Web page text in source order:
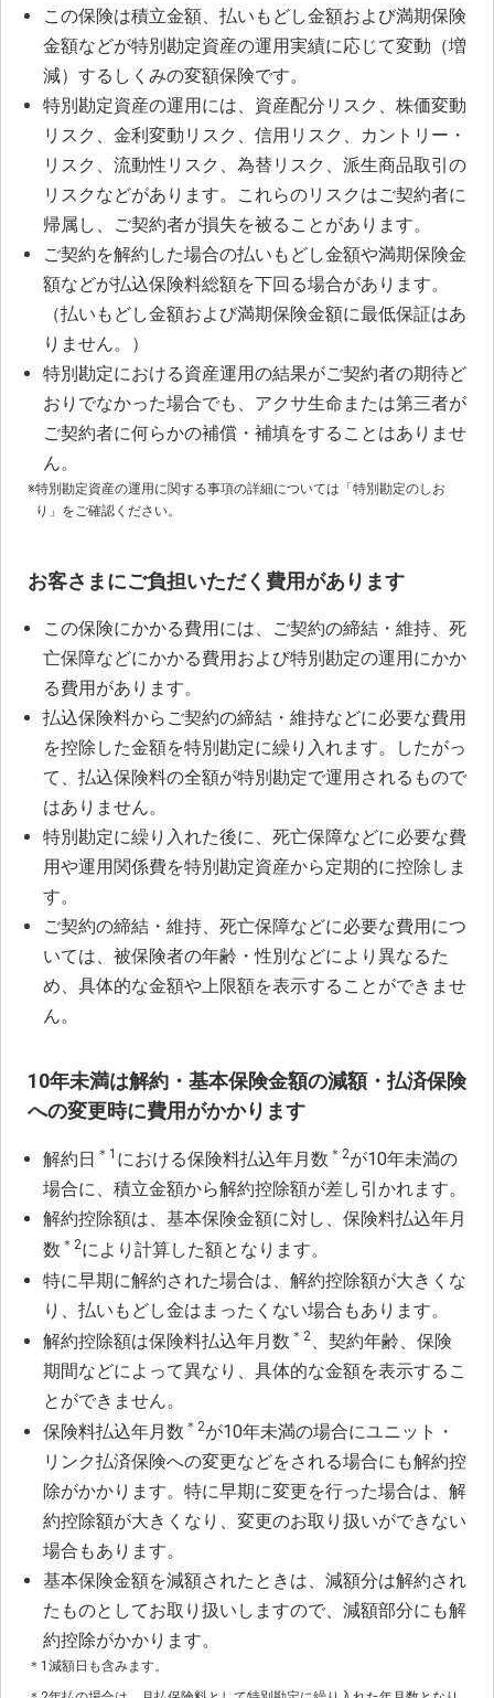
この保険は積立金額、払いもどし金額および満期保険
金額などが特別勘定資産の運用実績に応じて変動（増
減）するしくみの変額保険です。
特別勘定資産の運用には、資産配分リスク、株価変動
リスク、金利変動リスク、信用リスク、カントリー・
リスク、流動性リスク、為替リスク、派生商品取引の
リスクなどがあります。これらのリスクはご契約者に
帰属し、ご契約者が損失を被ることがあります。
ご契約を解約した場合の払いもどし金額や満期保険金
額などが払込保険料総額を下回る場合があります。
（払いもどし金額および満期保険金額に最低保証はあ
りません。）
特別勘定における資産運用の結果がご契約者の期待ど
おりでなかった場合でも、アクサ生命または第三者が
ご契約者に何らかの補償・補填をすることはありませ
ん。
※特別勘定資産の運用に関する事項の詳細については「特別勘定のしお
り」をご確認ください。
お客さまにご負担いただく費用があります
この保険にかかる費用には、ご契約の締結・維持、死
亡保障などにかかる費用および特別勘定の運用にかか
る費用があります。
払込保険料からご契約の締結・維持などに必要な費用
を控除した金額を特別勘定に繰り入れます。したがっ
て、払込保険料の全額が特別勘定で運用されるもので
はありません。
特別勘定に繰り入れた後に、死亡保障などに必要な費
用や運用関係費を特別勘定資産から定期的に控除しま
す。
ご契約の締結・維持、死亡保障などに必要な費用につ
いては、被保険者の年齢・性別などにより異なるた
め、具体的な金額や上限額を表示することができませ
ん。
10年未満は解約・基本保険金額の減額・払済保険
への変更時に費用がかかります
解約日 ＊1 における保険料払込年月数 ＊2が10年未満の
場合に、積立金額から解約控除額が差し引かれます。
解約控除額は、基本保険金額に対し、保険料払込年月
数 ＊2により計算した額となります。
特に早期に解約された場合は、解約控除額が大きくな
り、払いもどし金はまったくない場合もあります。
解約控除額は保険料払込年月数 ＊2 、契約年齢、保険
期間などによって異なり、具体的な金額を表示するこ
とができません。
保険料払込年月数 ＊2が10年未満の場合にユニット・
リンク払済保険への変更などをされる場合にも解約控
除がかかります。特に早期に変更を行った場合は、解
約控除額が大きくなり、変更のお取り扱いができない
場合もあります。
基本保険金額を減額されたときは、減額分は解約され
たものとしてお取り扱いしますので、減額部分にも解
約控除がかかります。
＊1 減額日も含みます。